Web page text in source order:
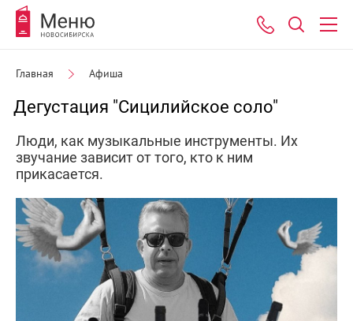
Главная Афиша
Дегустация "Сицилийское соло"
Люди, как музыкальные инструменты. Их
звучание зависит от того, кто к ним
прикасается.